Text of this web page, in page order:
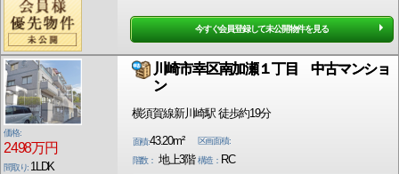
今すぐ会員登録して未公開物件を見る
価格:
2498万円
間取り: 1LDK
川崎市幸区南加瀬１丁目 中古マンショ
ン
横須賀線新川崎駅 徒歩約19分
面積:43.20m²
区画面積:
階数： 地上3階 構造： RC